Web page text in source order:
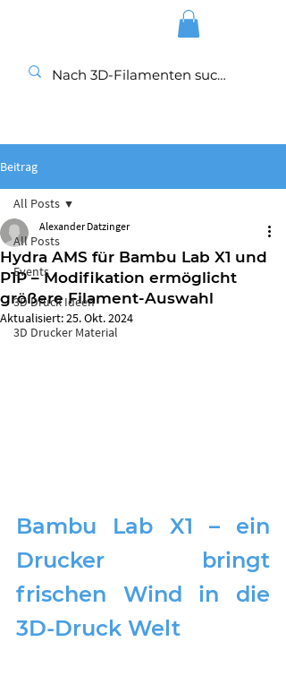
Beitrag
All Posts
Events
3D Druck Ideen
3D Drucker Material
All Posts
Hydra AMS für Bambu Lab X1 und
P1P – Modifikation ermöglicht
größere Filament-Auswahl
Alexander Datzinger
Aktualisiert:25. Okt. 2024
Bambu Lab X1 – ein
Drucker bringt
frischen Wind in die
3D-Druck Welt